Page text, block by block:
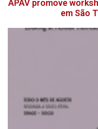
APAV promove
em São